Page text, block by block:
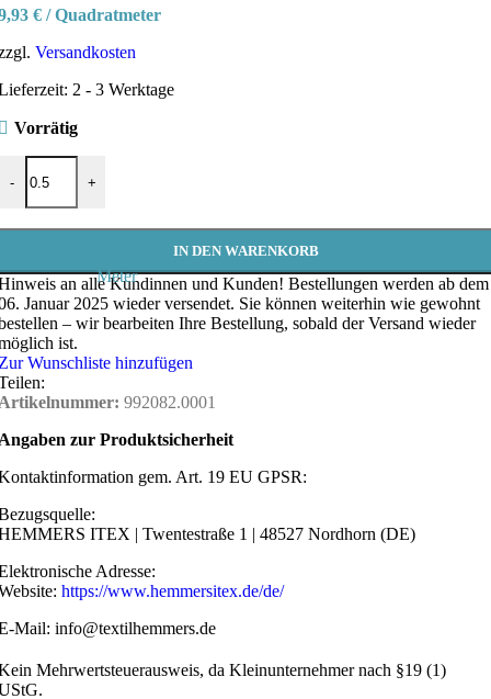
€ /Quadratmeter
Versandkosten
2 - 3 Werktage
Vorrätig
-
Tillisy Lemon Grün | Robuste Webware Meterware
+
Meter
IN DEN WARENKORB
an alle Kundinnen und Kunden! Bestellungen werden ab dem
Januar 2025 wieder versendet. Sie können weiterhin wie gewohnt
– wir bearbeiten Ihre Bestellung, sobald der Versand wieder
ist.
Wunschliste hinzufügen
992082.0001
zur Produktsicherheit
gem. Art. 19 EU GPSR:
ITEX | Twentestraße 1 | 48527 Nordhorn (DE)
Adresse:
https://www.hemmersitex.de/de/
Mail: info@textilhemmers.de
Mehrwertsteuerausweis, da Kleinunternehmer nach §19 (1)